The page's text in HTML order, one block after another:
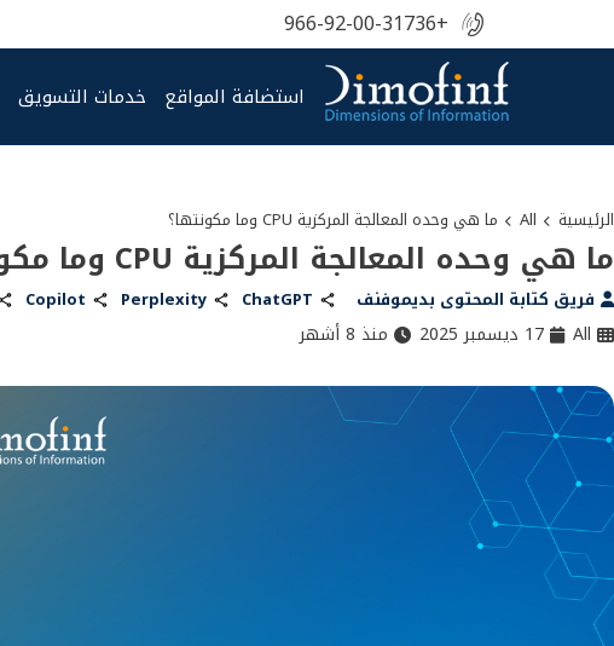
+966-92-00-31736
استضافة المواقع خدمات التسويق
الرئيسية All ما هي وحده المعالجة المركزية CPU وما مكونتها؟
ما هي وحده المعالجة المركزية CPU وما مكونتها؟
فريق كتابة المحتوى بديموفنف ChatGPT
Perplexity
Copilot
All 17 ديسمبر 2025 منذ 8 أشهر